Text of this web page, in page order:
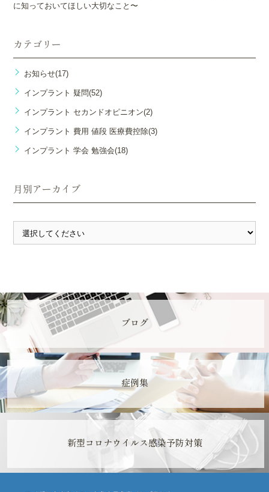
に知っておいてほしい大切なこと〜
カテゴリー
お知らせ(17)
インプラント 疑問(52)
インプラント セカンドオピニオン(2)
インプラント 費用 値段 医療費控除(3)
インプラント 学会 勉強会(18)
月別アーカイブ
ブログ
症例集
新型コロナウイルス感染予防対策